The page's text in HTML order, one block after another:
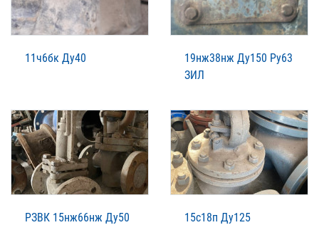
11ч6бк Ду40
19нж38нж Ду150 Ру63
ЗИЛ
РЗВК 15нж66нж Ду50 15с18п Ду125